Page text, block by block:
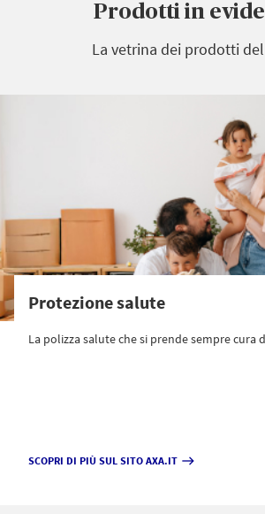
Prodotti in
La vetrina dei prodotti
Protezione salute
La polizza salute che si prende sempre cura
SCOPRI DI PIÙ SUL SITO AXA.IT east